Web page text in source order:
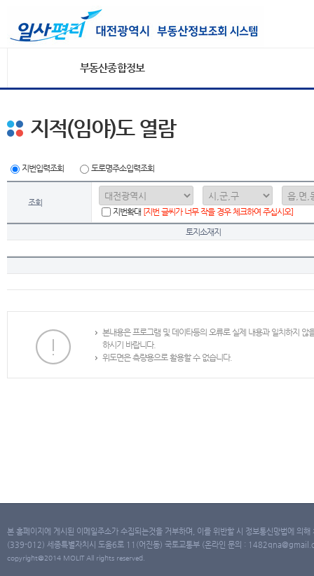
부동산종합정보
지적(임야)도 열람
지번입력조회 도로명주소입력조회
조회
지번확대 [지번 글씨가 너무 작을 경우 체크하여 주십시오]
토지소재지
본내용은 프로그램 및 데이타등의 오류로 실제 내용과 일치하지
하시기 바랍니다.
위도면은 측량용으로 활용할 수 없습니다.
본 홈페이지에 게시된 이메일주소가 수집되는것을 거부하며, 이를 위반할 시 정보통신망법에 의
(339-012) 세종특별자치시 도움6로 11(어진동) 국토교통부 (온라인 문의 :
copyright@2014 MOLIT All rights reserved.